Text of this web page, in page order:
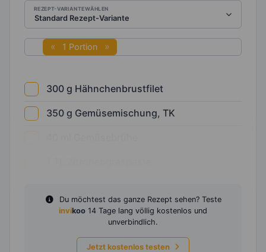
REZEPT-VARIANTE WÄHLEN
1 Portion
300 g Hähnchenbrustfilet
350 g Gemüsemischung, TK
Du möchtest das ganze Rezept sehen? Teste
invikoo 14 Tage lang völlig kostenlos und
unverbindlich.
Jetzt kostenlos testen